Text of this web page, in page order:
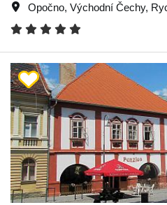
Opočno, Východní Čechy,